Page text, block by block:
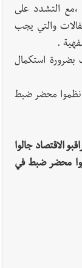
والمنطقة -
ومفاوضات روما
تنزع عبوة
ليوم
يوم الخميس
،مع التشدد على
والتي يجب
.
بضرورة استكمال
نظموا محضر ضبط
الاقتصاد جالوا
محضر ضبط في